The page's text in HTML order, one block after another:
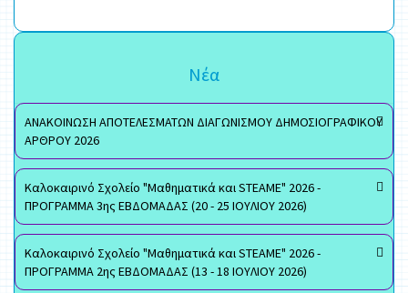
Νέα
ΑΝΑΚΟΙΝΩΣΗ ΑΠΟΤΕΛΕΣΜΑΤΩΝ ΔΙΑΓΩΝΙΣΜΟΥ ΔΗΜΟΣΙΟΓΡΑΦΙΚΟΥ
ΑΡΘΡΟΥ 2026
Καλοκαιρινό Σχολείο "Μαθηματικά και STEAME" 2026 -
ΠΡΟΓΡΑΜΜΑ 3ης ΕΒΔΟΜΑΔΑΣ (20 - 25 ΙΟΥΛΙΟΥ 2026)
Καλοκαιρινό Σχολείο "Μαθηματικά και STEAME" 2026 -
ΠΡΟΓΡΑΜΜΑ 2ης ΕΒΔΟΜΑΔΑΣ (13 - 18 ΙΟΥΛΙΟΥ 2026)